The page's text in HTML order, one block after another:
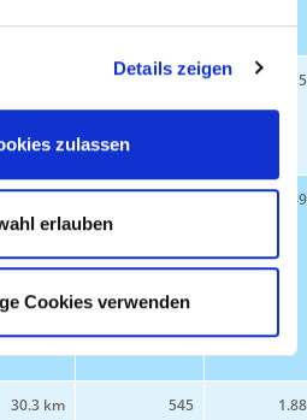
Details zeigen
zulassen
erlauben
Cookies verwenden
90
25.9 km 80
30.3 km 545